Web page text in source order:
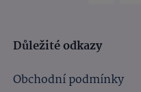
Důležité odkazy
Obchodní podmínky